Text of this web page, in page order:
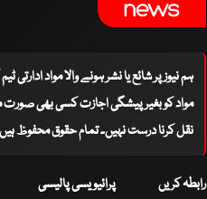
ہم نیوز پر شائع یا نشر ہونے والا مواد
مواد کو بغیر پیشگی اجازت کسی بھی صورت
نقل کرنا درست نہیں۔ تمام حقوق محفوظ ہیں ©
رابطہ کریں پرائیویسی پالیسی